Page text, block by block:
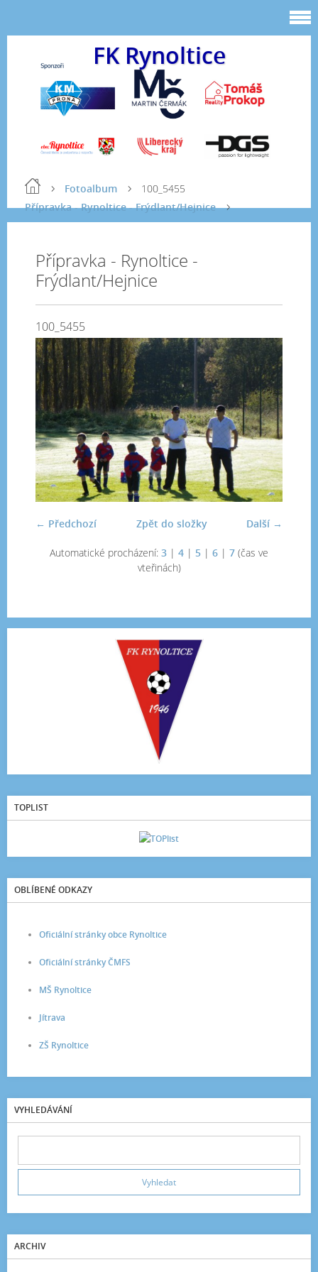
FK Rynoltice
Fotoalbum
Přípravka - Rynoltice - Frýdlant/Hejnice
100_5455
Přípravka - Rynoltice -
Frýdlant/Hejnice
100_5455
← Předchozí Další →
Zpět do složky
Automatické procházení: 3 | 4 | 5 | 6 | 7 (čas ve
vteřinách)
TOPLIST
OBLÍBENÉ ODKAZY
Oficiální stránky obce Rynoltice
Oficiální stránky ČMFS
MŠ Rynoltice
Jítrava
ZŠ Rynoltice
VYHLEDÁVÁNÍ
ARCHIV